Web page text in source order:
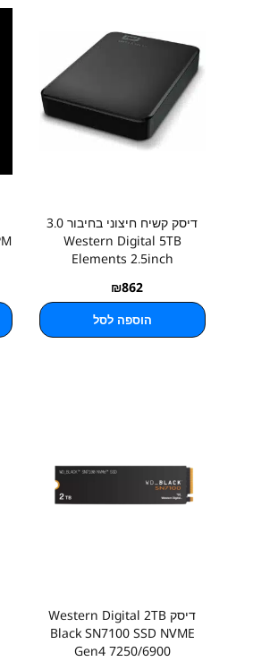
דיסק קשיח חיצוני בחיבור 3.0
Western Digital 5TB
Elements 2.5inch
₪862
הוספה לסל
דיסק Western Digital 2TB
Black SN7100 SSD NVME
Gen4 7250/6900